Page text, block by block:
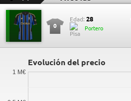
0
Edad: 28
Portero
Evolución del precio
1 M€